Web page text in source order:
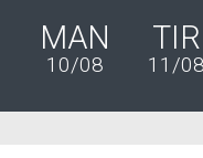
MAN
10/08
TIR
11/